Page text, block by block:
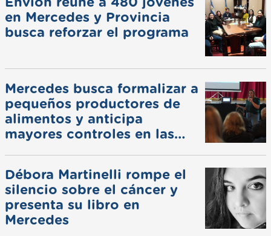
en Mercedes y Provincia
busca reforzar el programa
Mercedes busca formalizar a
pequeños productores de
alimentos y anticipa
mayores controles en las
Débora Martinelli rompe el
silencio sobre el cáncer y
presenta su libro en
Mercedes